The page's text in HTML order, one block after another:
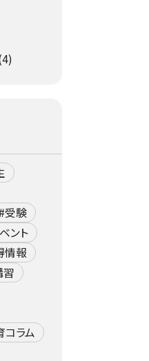
#受験
ント
情報
習
コラム